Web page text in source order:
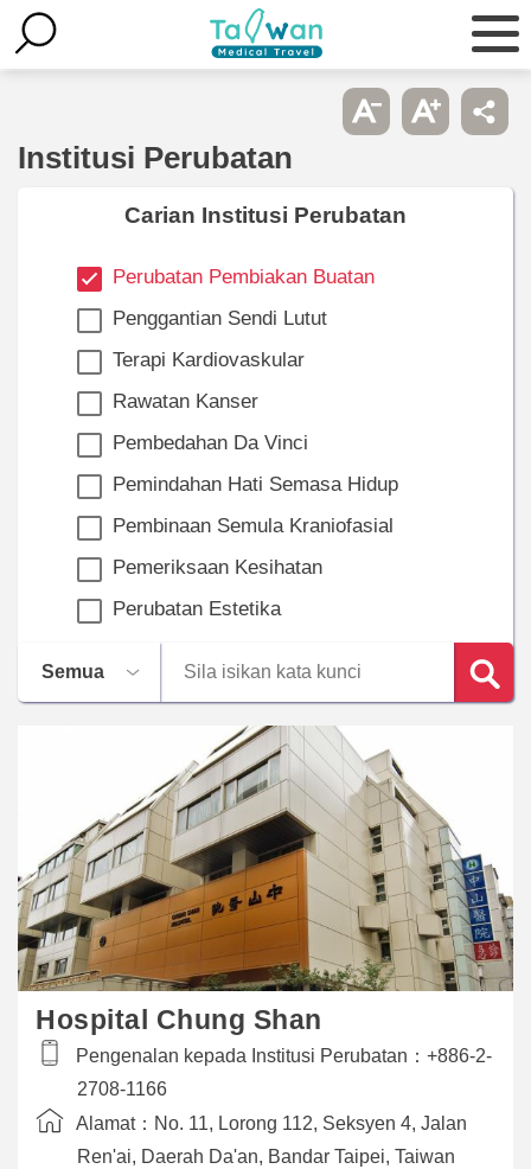
Institusi Perubatan
Carian Institusi Perubatan
Perubatan Pembiakan Buatan
Penggantian Sendi Lutut
Terapi Kardiovaskular
Rawatan Kanser
Pembedahan Da Vinci
Pemindahan Hati Semasa Hidup
Pembinaan Semula Kraniofasial
Pemeriksaan Kesihatan
Perubatan Estetika
Hospital Chung Shan
Pengenalan kepada Institusi Perubatan： +886-2-
2708-1166
Alamat： No. 11, Lorong 112, Seksyen 4, Jalan
Ren'ai, Daerah Da'an, Bandar Taipei, Taiwan